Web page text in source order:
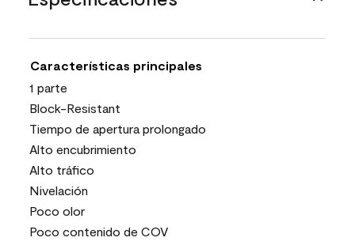
Características principales
1 parte
Block-Resistant
Tiempo de apertura prolongado
Alto encubrimiento
Alto tráfico
Nivelación
Poco olor
Poco contenido de COV